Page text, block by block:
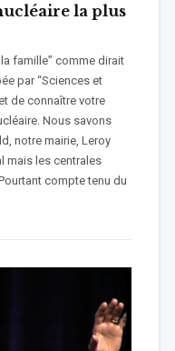
la plus
famille” comme dirait
par “Sciences et
de connaître votre
Nous savons
notre mairie, Leroy
mais les centrales
compte tenu du